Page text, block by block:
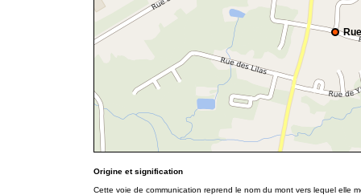
Origine et signification
Cette voie de communication reprend le nom du mont vers lequel elle